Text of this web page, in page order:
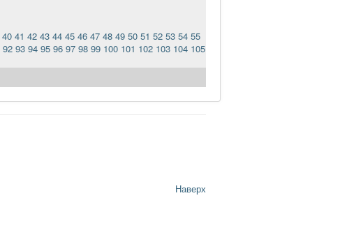
40 41 42 43 44 45 46 47 48 49 50 51 52 53 54 55
92 93 94 95 96 97 98 99 100 101 102 103 104 105
Наверх